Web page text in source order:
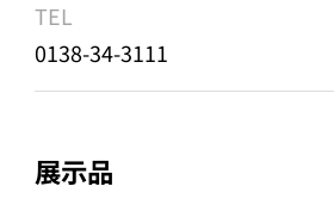
TEL
0138-34-3111
展示品